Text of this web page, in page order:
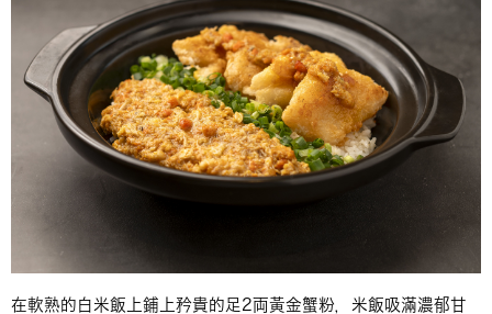
在軟熟的白米飯上鋪上矜貴的足2両黃金蟹粉，米飯吸滿濃郁甘